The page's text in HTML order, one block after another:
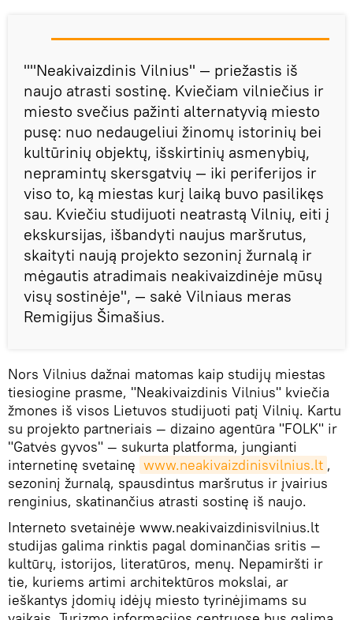
""Neakivaizdinis Vilnius" — priežastis iš
naujo atrasti sostinę. Kviečiam vilniečius ir
miesto svečius pažinti alternatyvią miesto
pusę: nuo nedaugeliui žinomų istorinių bei
kultūrinių objektų, išskirtinių asmenybių,
nepramintų skersgatvių — iki periferijos ir
viso to, ką miestas kurį laiką buvo pasilikęs
sau. Kviečiu studijuoti neatrastą Vilnių, eiti į
ekskursijas, išbandyti naujus maršrutus,
skaityti naują projekto sezoninį žurnalą ir
mėgautis atradimais neakivaizdinėje mūsų
visų sostinėje", — sakė Vilniaus meras
Remigijus Šimašius.
Nors Vilnius dažnai matomas kaip studijų miestas
tiesiogine prasme, "Neakivaizdinis Vilnius" kviečia
žmones iš visos Lietuvos studijuoti patį Vilnių. Kartu
su projekto partneriais — dizaino agentūra "FOLK" ir
"Gatvės gyvos" — sukurta platforma, jungianti
internetinę svetainę www.neakivaizdinisvilnius.lt ,
sezoninį žurnalą, spausdintus maršrutus ir įvairius
renginius, skatinančius atrasti sostinę iš naujo.
Interneto svetainėje www.neakivaizdinisvilnius.lt
studijas galima rinktis pagal dominančias sritis —
kultūrų, istorijos, literatūros, menų. Nepamiršti ir
tie, kuriems artimi architektūros mokslai, ar
ieškantys įdomių idėjų miesto tyrinėjimams su